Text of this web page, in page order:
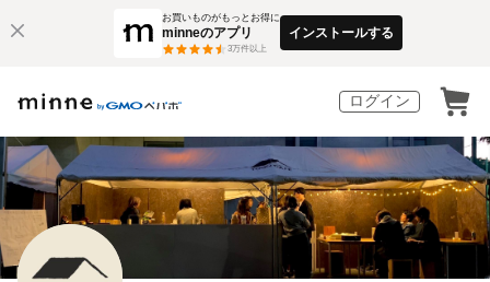
お買いものがもっとお得に
minneのアプリ
3万件以上
インストールする
ログイン